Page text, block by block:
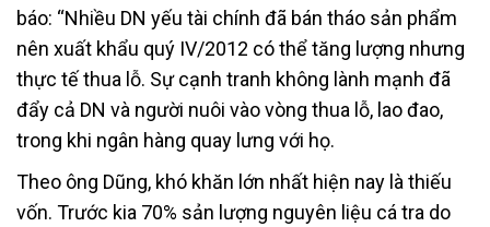
báo: “Nhiều DN yếu tài chính đã bán tháo sản phẩm
nên xuất khẩu quý IV/2012 có thể tăng lượng nhưng
thực tế thua lỗ. Sự cạnh tranh không lành mạnh đã
đẩy cả DN và người nuôi vào vòng thua lỗ, lao đao,
trong khi ngân hàng quay lưng với họ.
Theo ông Dũng, khó khăn lớn nhất hiện nay là thiếu
vốn. Trước kia 70% sản lượng nguyên liệu cá tra do